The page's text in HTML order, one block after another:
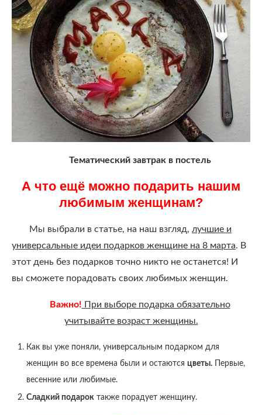
Тематический завтрак в постель
А что ещё можно подарить нашим
любимым женщинам?
Мы выбрали в статье, на наш взгляд, лучшие и
универсальные идеи подарков женщине на 8 марта. В
этот день без подарков точно никто не останется! И
вы сможете порадовать своих любимых женщин.
Важно! При выборе подарка обязательно
учитывайте возраст женщины.
Как вы уже поняли, универсальным подарком для
женщин во все времена были и остаются цветы. Первые,
весенние или любимые.
Сладкий подарок также порадует женщину.